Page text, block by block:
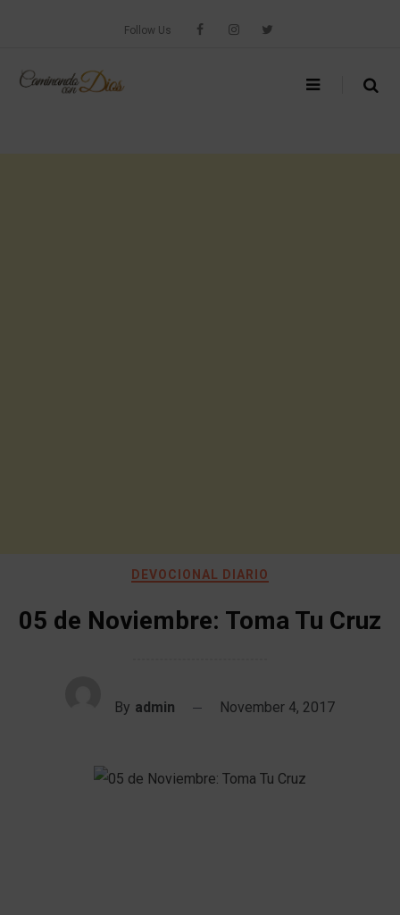
Follow Us
DEVOCIONAL DIARIO
05 de Noviembre: Toma Tu Cruz
By admin November 4, 2017